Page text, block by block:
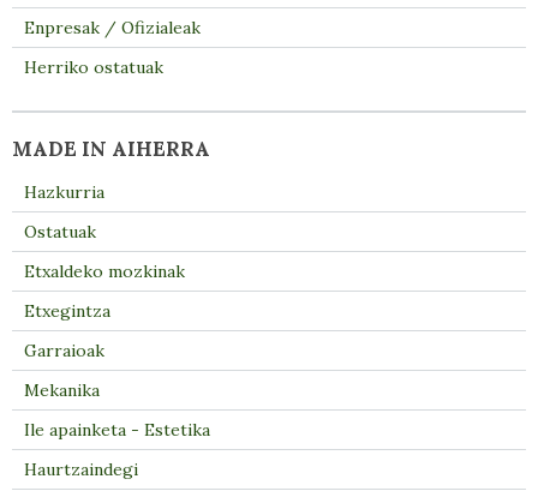
Enpresak / Ofizialeak
Herriko ostatuak
MADE IN AIHERRA
Hazkurria
Ostatuak
Etxaldeko mozkinak
Etxegintza
Garraioak
Mekanika
Ile apainketa - Estetika
Haurtzaindegi